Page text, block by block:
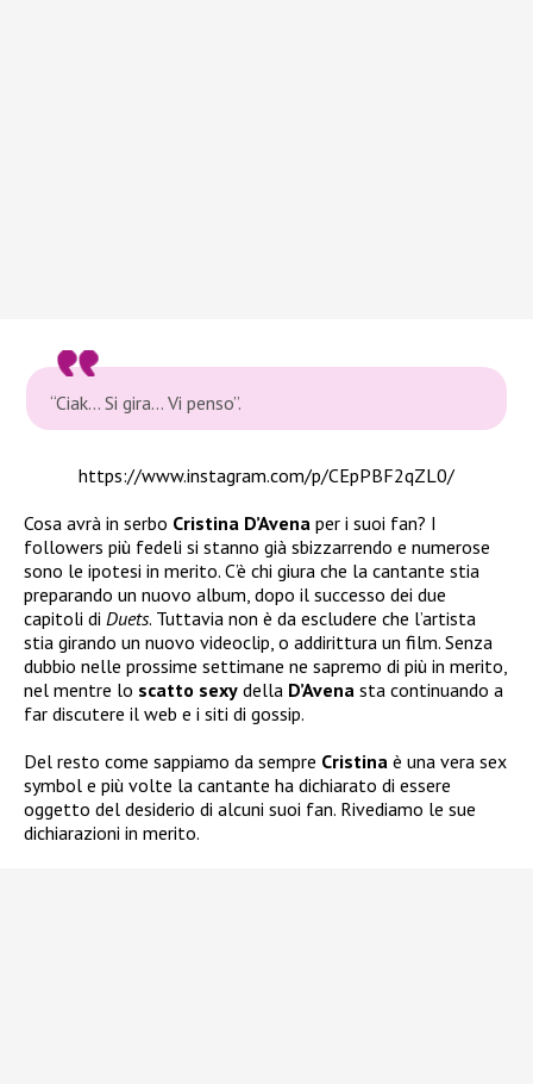
“Ciak… Si gira… Vi penso”.
https://www.instagram.com/p/CEpPBF2qZL0/
Cosa avrà in serbo Cristina D’Avena per i suoi fan? I
followers più fedeli si stanno già sbizzarrendo e numerose
sono le ipotesi in merito. C’è chi giura che la cantante stia
preparando un nuovo album, dopo il successo dei due
capitoli di Duets. Tuttavia non è da escludere che l’artista
stia girando un nuovo videoclip, o addirittura un film. Senza
dubbio nelle prossime settimane ne sapremo di più in merito,
nel mentre lo scatto sexy della D’Avena sta continuando a
far discutere il web e i siti di gossip.
Del resto come sappiamo da sempre Cristina è una vera sex
symbol e più volte la cantante ha dichiarato di essere
oggetto del desiderio di alcuni suoi fan. Rivediamo le sue
dichiarazioni in merito.